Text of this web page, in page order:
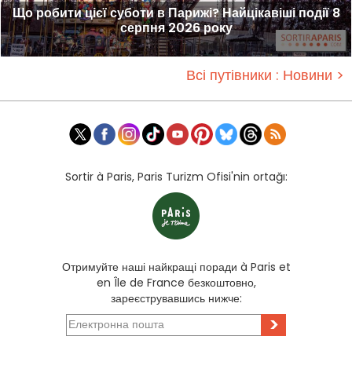
Що робити цієї суботи в Парижі? Найцікавіші події 8
серпня 2026 року
Всі путівники : Новини >
Sortir à Paris, Paris Turizm Ofisi'nin ortağı:
Отримуйте наші найкращі поради à Paris et
en Île de France безкоштовно,
зареєструвавшись нижче:
>